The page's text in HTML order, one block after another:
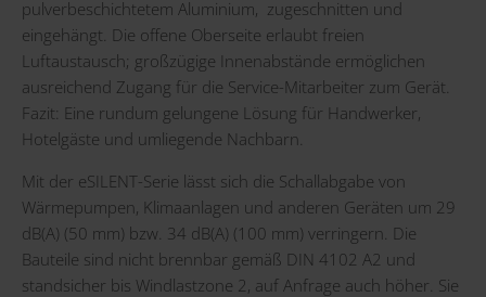
pulverbeschichtetem Aluminium, zugeschnitten und
eingehängt. Die offene Oberseite erlaubt freien
Luftaustausch; großzügige Innenabstände ermöglichen
ausreichend Zugang für die Service-Mitarbeiter zum Gerät.
Fazit: Eine rundum gelungene Lösung für Handwerker,
Hotelgäste und umliegende Nachbarn.
Mit der eSILENT-Serie lässt sich die Schallabgabe von
Wärmepumpen, Klimaanlagen und anderen Geräten um 29
dB(A) (50 mm) bzw. 34 dB(A) (100 mm) verringern. Die
Bauteile sind nicht brennbar gemäß DIN 4102 A2 und
standsicher bis Windlastzone 2, auf Anfrage auch höher. Sie